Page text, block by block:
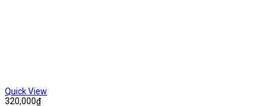
Quick View
320,000₫